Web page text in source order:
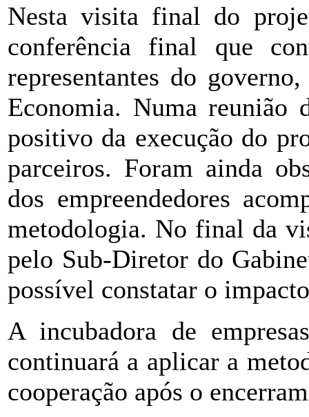
Nesta visita final do
conferência final que
representantes do
Economia. Numa
positivo da execução do
parceiros. Foram ainda
dos empreendedores
metodologia. No final da
pelo Sub-Diretor do
possível constatar o
A incubadora de
continuará a aplicar a
cooperação após o